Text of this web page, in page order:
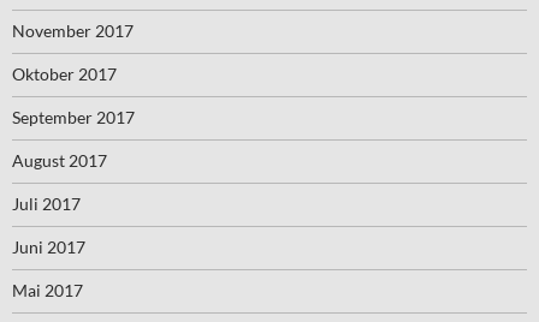
November 2017
Oktober 2017
September 2017
August 2017
Juli 2017
Juni 2017
Mai 2017